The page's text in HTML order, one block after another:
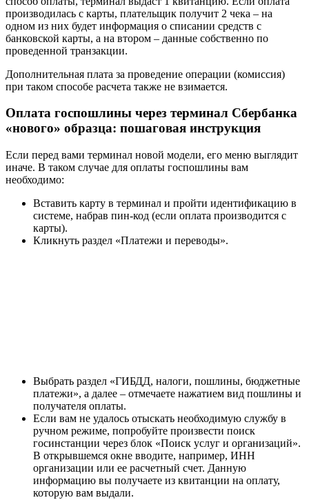
производилась с карты, плательщик получит 2 чека – на
одном из них будет информация о списании средств с
банковской карты, а на втором – данные собственно по
проведенной транзакции.
Дополнительная плата за проведение операции (комиссия)
при таком способе расчета также не взимается.
Оплата госпошлины через терминал Сбербанка
«нового» образца: пошаговая инструкция
Если перед вами терминал новой модели, его меню выглядит
иначе. В таком случае для оплаты госпошлины вам
необходимо:
Вставить карту в терминал и пройти идентификацию в
системе, набрав пин-код (если оплата производится с
карты).
Кликнуть раздел «Платежи и переводы».
Выбрать раздел «ГИБДД, налоги, пошлины, бюджетные
платежи», а далее – отмечаете нажатием вид пошлины и
получателя оплаты.
Если вам не удалось отыскать необходимую службу в
ручном режиме, попробуйте произвести поиск
госинстанции через блок «Поиск услуг и организаций».
В открывшемся окне вводите, например, ИНН
организации или ее расчетный счет. Данную
информацию вы получаете из квитанции на оплату,
которую вам выдали.